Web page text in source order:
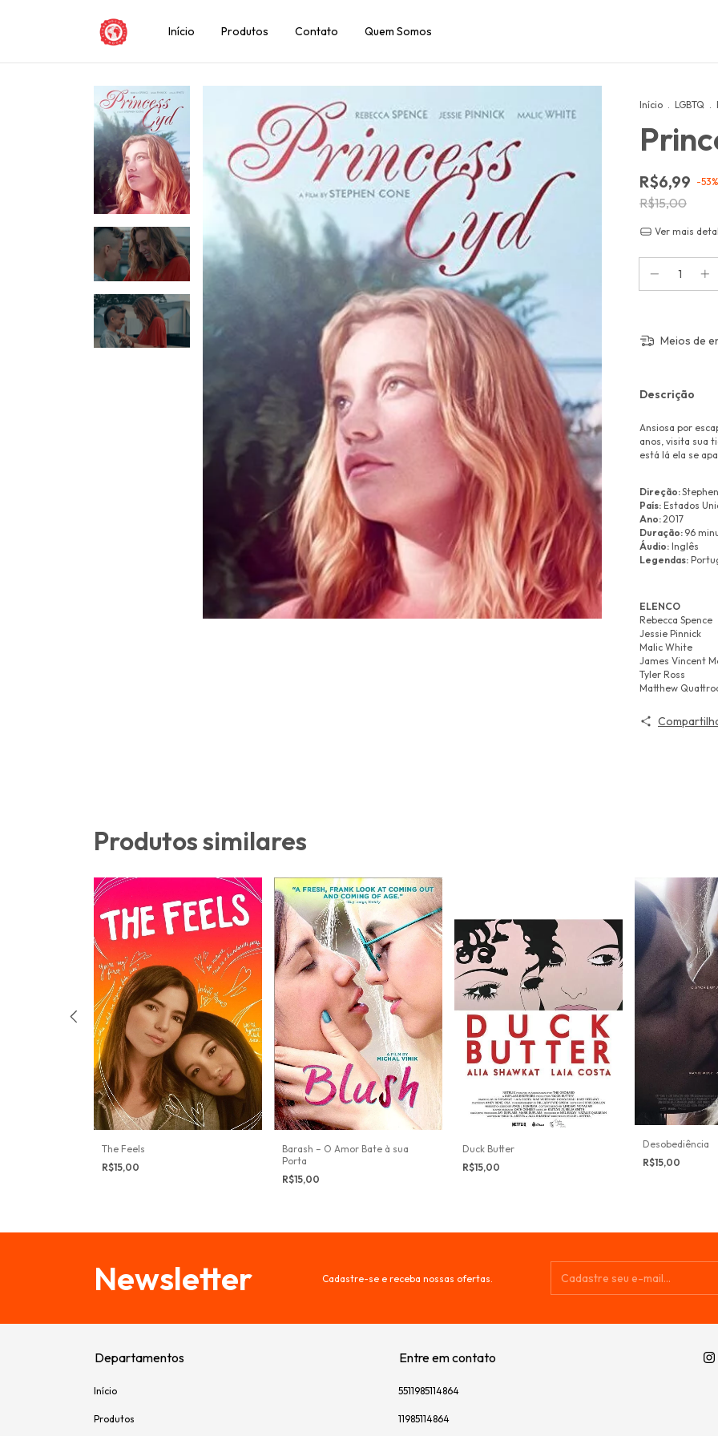
Início Produtos Contato Quem Somos
Início . LGBTQ .
R$6,99 -53
R$15,00
Ver mais
Meios de
Descrição
Ansiosa por
anos, visita sua
está lá ela se
Direção:
País: Estados
Ano:2017
Duração: 96
Áudio: Inglês
Legendas:
ELENCO
Rebecca Spence
Jessie Pinnick
Malic White
James Vincent
Tyler Ross
Matthew
Produtos similares
The Feels
R$15,00
Barash – O Amor Bate à sua
Porta
R$15,00
Duck Butter
R$15,00
Desobediência
R$15,00
Newsletter Cadastre-se e receba nossas ofertas.
Departamentos
Início
Produtos
Entre em contato
5511985114864
11985114864